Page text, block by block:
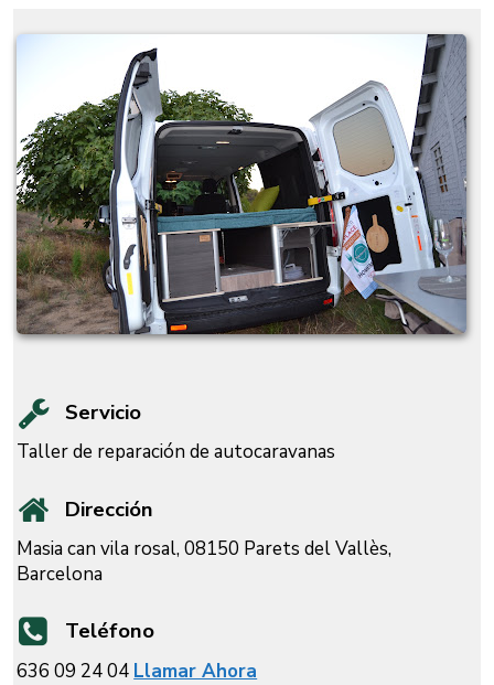
Servicio
Taller de reparación de autocaravanas
Dirección
Masia can vila rosal, 08150 Parets del Vallès,
Barcelona
Teléfono
636 09 24 04 Llamar Ahora